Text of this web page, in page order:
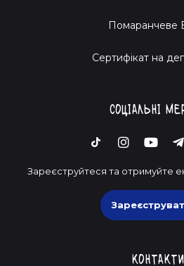
Помаранчеве
Cертифікат на
Соціальні
Зареєструйтеся та отримуйте
Контакти